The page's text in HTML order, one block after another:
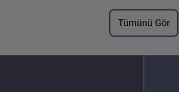
Tümünü Gör